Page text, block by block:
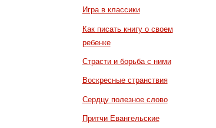
Игра в классики
Как писать книгу о своем
ребенке
Страсти и борьба с ними
Воскресные странствия
Сердцу полезное слово
Притчи Евангельские